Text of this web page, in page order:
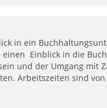
in ein
Einblick in die
und der Umgang mit
Arbeitszeiten sind